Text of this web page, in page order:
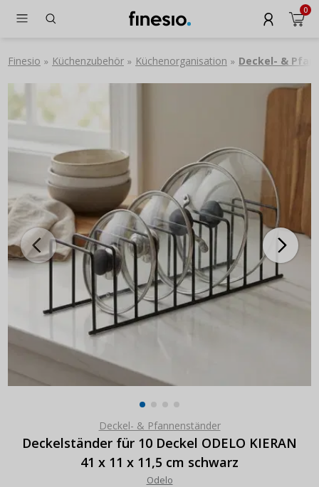
0
Finesio » Küchenzubehör » Küchenorganisation » Deckel- &
Deckel- & Pfannenständer
Deckelständer für 10 Deckel ODELO KIERAN
41 x 11 x 11,5 cm schwarz
Odelo